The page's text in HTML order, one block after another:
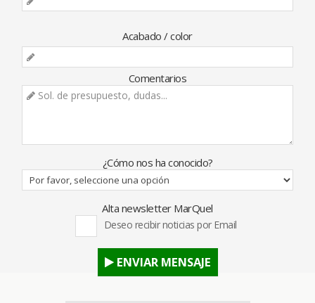
Acabado / color
Comentarios
¿Cómo nos ha conocido?
Alta newsletter MarQuel
Deseo recibir noticias por Email
ENVIAR MENSAJE